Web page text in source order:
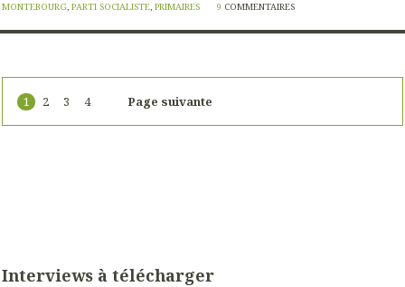
MONTEBOURG, PARTI SOCIALISTE, PRIMAIRES 9 COMMENTAIRES
1 2 3 4 Page suivante
Interviews à télécharger